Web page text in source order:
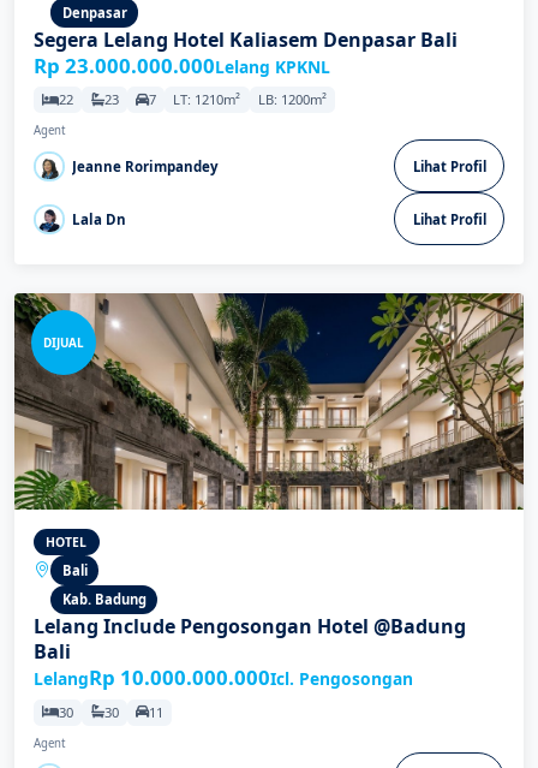
Denpasar
Segera Lelang Hotel Kaliasem Denpasar Bali
Rp 23.000.000.000Lelang KPKNL
22 23 7 LT: 1210m² LB: 1200m²
Agent
Jeanne Rorimpandey Lihat Profil
Lala Dn Lihat Profil
DIJUAL
HOTEL
Bali
Kab. Badung
Lelang Include Pengosongan Hotel @Badung
Bali
LelangRp 10.000.000.000Icl. Pengosongan
30 30 11
Agent